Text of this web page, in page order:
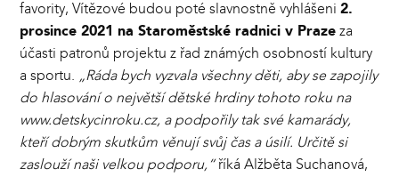
favority, Vítězové budou poté slavnostně vyhlášeni2.
prosince 2021 na Staroměstské radnici v Praze za
účasti patronů projektu z řad známých osobností kultury
a sportu. „Ráda bych vyzvala všechny děti, aby se zapojily
do hlasování o největší dětské hrdiny tohoto roku na
www.detskycinroku.cz, a podpořily tak své kamarády,
kteří dobrým skutkům věnují svůj čas a úsilí. Určitě si
zaslouží naši velkou podporu,“říká Alžběta Suchanová,